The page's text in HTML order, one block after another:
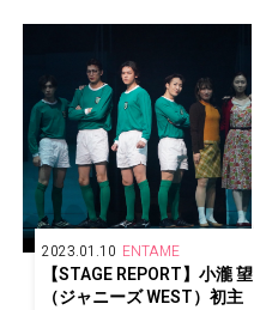
2023.01.10 ENTAME
【STAGE REPORT】小瀧 望
（ジャニーズ WEST）初主